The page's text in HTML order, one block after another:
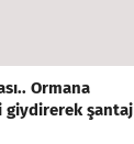
Ormana
giydirerek şantaj